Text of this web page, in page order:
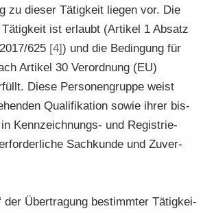
zu die­ser Tä­tig­keit lie­gen vor. Die
ist er­laubt (Ar­ti­kel 1 Ab­satz
625 [4]) und die Be­din­gung für
Ar­ti­kel 30 Ver­ord­nung (EU)
Diese Per­so­nen­grup­pe weist
Qua­li­fi­ka­ti­on sowie ihrer bis­
Kennzeichnungs-​ und Re­gis­trie­
Sach­kun­de und Zu­ver­
der Über­tra­gung be­stimm­ter Tä­tig­kei­